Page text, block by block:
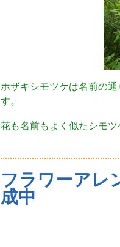
ホザキシモツケは名前の
す。
花も名前もよく似たシモ
フラワーアレ
成中